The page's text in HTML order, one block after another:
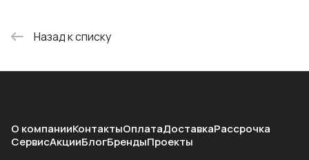
Назад к списку
О компанииКонтактыОплатаДоставкаРассрочка
СервисАкцииБлогБрендыПроекты